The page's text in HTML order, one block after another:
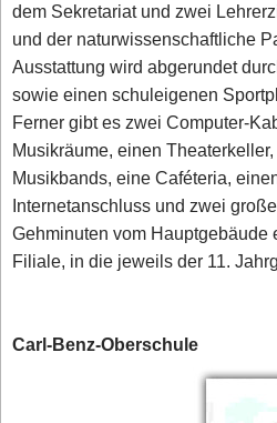
dem Sekretariat und zwei
und der naturwissenschaftliche
Ausstattung wird abgerundet
sowie einen schuleigenen
Ferner gibt es zwei Computer-
Musikräume, einen
Musikbands, eine Caféteria,
Internetanschluss und zwei
Gehminuten vom Hauptgebäude
Filiale, in die jeweils der 11.
Carl-Benz-Oberschule